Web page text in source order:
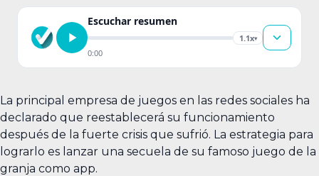
Escuchar resumen
1.1x▾
0:00
La principal empresa de juegos en las redes sociales ha
declarado que reestablecerá su funcionamiento
después de la fuerte crisis que sufrió. La estrategia para
lograrlo es lanzar una secuela de su famoso juego de la
granja como app.